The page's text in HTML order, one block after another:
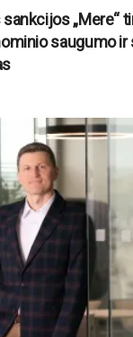
„Mere“
saugumo